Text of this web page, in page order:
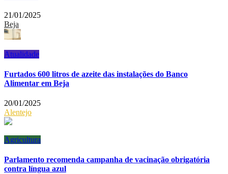
21/01/2025
Beja
Atualidade
Furtados 600 litros de azeite das instalações do Banco
Alimentar em Beja
20/01/2025
Alentejo
Agricultura
Parlamento recomenda campanha de vacinação obrigatória
contra língua azul